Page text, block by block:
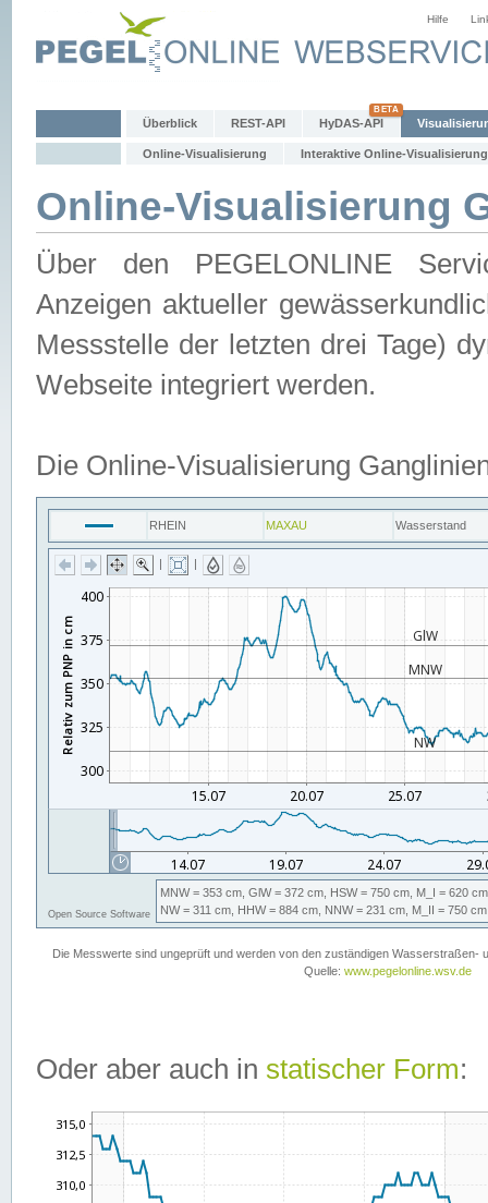
Hilfe
Überblick REST-API HyDAS-API
Online-Visualisierung Interaktive Online-Visualisierung
Online-Visualisierung
Über den PEGELONLINE
Anzeigen aktueller
Messstelle der letzten drei Tage)
Webseite integriert werden.
Die Online-Visualisierung
Oder aber auch in statischer Form: